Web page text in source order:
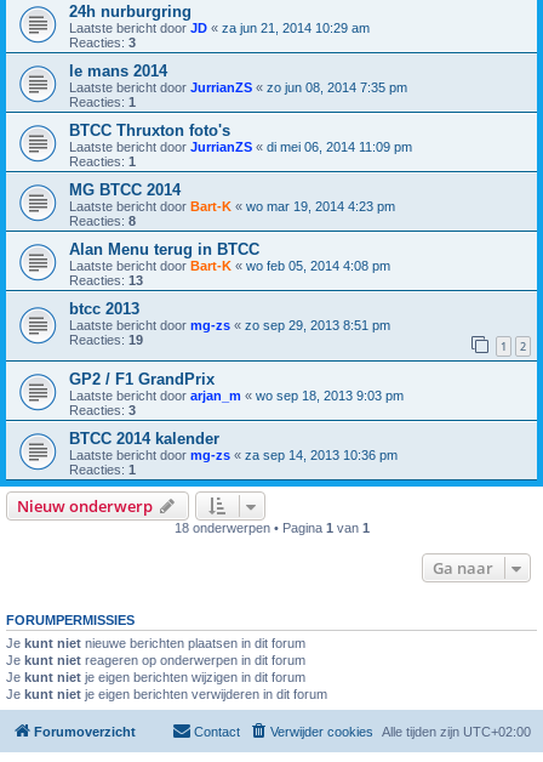
24h nurburgring
Laatste bericht door JD « za jun 21, 2014 10:29 am
Reacties: 3
le mans 2014
Laatste bericht door JurrianZS « zo jun 08, 2014 7:35 pm
Reacties: 1
BTCC Thruxton foto's
Laatste bericht door JurrianZS « di mei 06, 2014 11:09 pm
Reacties: 1
MG BTCC 2014
Laatste bericht door Bart-K « wo mar 19, 2014 4:23 pm
Reacties: 8
Alan Menu terug in BTCC
Laatste bericht door Bart-K « wo feb 05, 2014 4:08 pm
Reacties: 13
btcc 2013
Laatste bericht door mg-zs « zo sep 29, 2013 8:51 pm
Reacties: 19 1 2
GP2 / F1 GrandPrix
Laatste bericht door arjan_m « wo sep 18, 2013 9:03 pm
Reacties: 3
BTCC 2014 kalender
Laatste bericht door mg-zs « za sep 14, 2013 10:36 pm
Reacties: 1
Nieuw onderwerp
18 onderwerpen • Pagina 1 van 1
Ga naar
FORUMPERMISSIES
Je kunt niet nieuwe berichten plaatsen in dit forum
Je kunt niet reageren op onderwerpen in dit forum
Je kunt niet je eigen berichten wijzigen in dit forum
Je kunt niet je eigen berichten verwijderen in dit forum
Forumoverzicht Alle tijden zijn UTC+02:00
Verwijder cookies
Contact